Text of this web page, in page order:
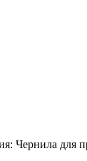
Чернила для